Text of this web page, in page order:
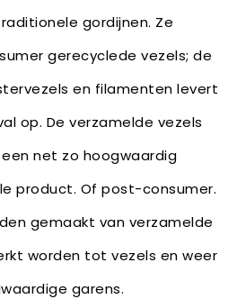
gordijnen. Ze
gerecyclede vezels; de
en filamenten levert
op. De verzamelde vezels
net zo hoogwaardig
product. Of post-consumer.
gemaakt van verzamelde
worden tot vezels en weer
garens.